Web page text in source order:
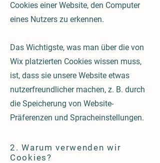
Cookies einer Website, den Computer
eines Nutzers zu erkennen.
Das Wichtigste, was man über die von
Wix platzierten Cookies wissen muss,
ist, dass sie unsere Website etwas
nutzerfreundlicher machen, z. B. durch
die Speicherung von Website-
Präferenzen und Spracheinstellungen.
2. Warum verwenden wir
Cookies?